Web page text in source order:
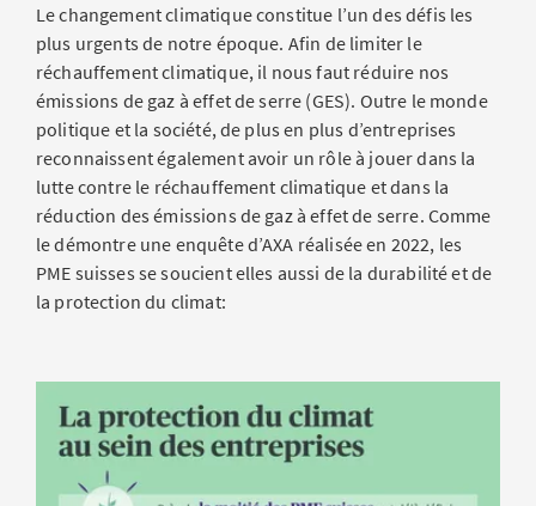
Le changement climatique constitue l’un des défis les
plus urgents de notre époque. Afin de limiter le
réchauffement climatique, il nous faut réduire nos
émissions de gaz à effet de serre (GES). Outre le monde
politique et la société, de plus en plus d’entreprises
reconnaissent également avoir un rôle à jouer dans la
lutte contre le réchauffement climatique et dans la
réduction des émissions de gaz à effet de serre. Comme
le démontre une enquête d’AXA réalisée en 2022, les
PME suisses se soucient elles aussi de la durabilité et de
la protection du climat: